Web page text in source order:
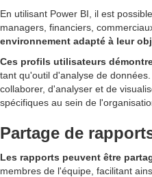
En utilisant Power BI, il est
managers, financiers,
environnement adapté à leur
Ces profils utilisateurs
tant qu'outil d'analyse de
collaborer, d'analyser et de
spécifiques au sein de
Partage de
Les rapports peuvent être
membres de l'équipe, facilitant